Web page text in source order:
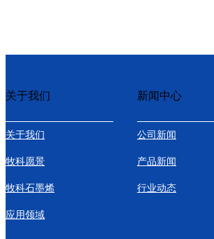
关于我们 新闻中心
关于我们
牧科愿景
牧科石墨烯
应用领域
公司新闻
产品新闻
行业动态